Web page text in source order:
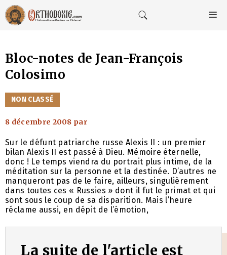
Aller
au
contenu
Bloc-notes de Jean-François
Colosimo
CATÉGORIES
NON CLASSÉ
8 décembre 2008 par
Sur le défunt patriarche russe Alexis II : un premier
bilan Alexis II est passé à Dieu. Mémoire éternelle,
donc ! Le temps viendra du portrait plus intime, de la
méditation sur la personne et la destinée. D’autres ne
manqueront pas de le faire, ailleurs, singulièrement
dans toutes ces « Russies » dont il fut le primat et qui
sont sous le coup de sa disparition. Mais l’heure
réclame aussi, en dépit de l’émotion,
La suite de l'article est